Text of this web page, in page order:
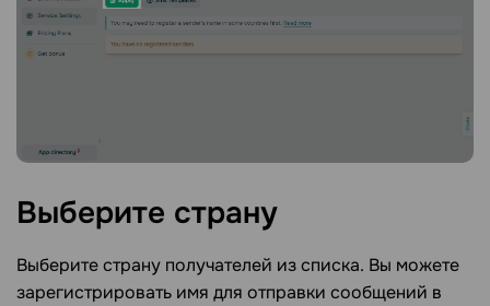
Выберите страну
Выберите страну получателей из списка. Вы можете
зарегистрировать имя для отправки сообщений в